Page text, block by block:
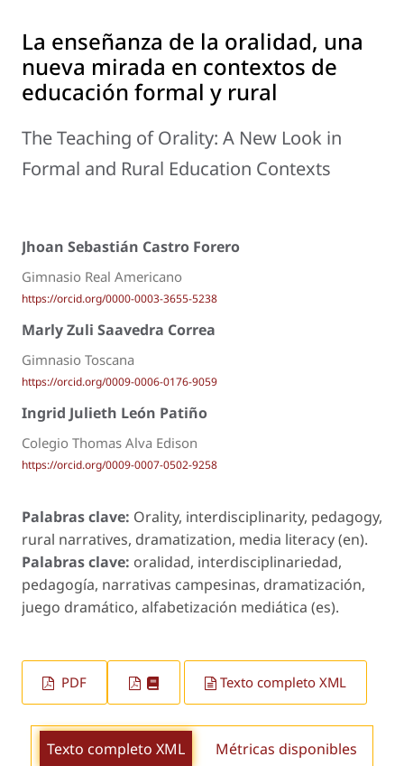
La enseñanza de la oralidad, una
nueva mirada en contextos de
educación formal y rural
The Teaching of Orality: A New Look in
Formal and Rural Education Contexts
Jhoan Sebastián Castro Forero
Gimnasio Real Americano
https://orcid.org/0000-0003-3655-5238
Marly Zuli Saavedra Correa
Gimnasio Toscana
https://orcid.org/0009-0006-0176-9059
Ingrid Julieth León Patiño
Colegio Thomas Alva Edison
https://orcid.org/0009-0007-0502-9258
Palabras clave: Orality, interdisciplinarity, pedagogy,
rural narratives, dramatization, media literacy (en).
Palabras clave: oralidad, interdisciplinariedad,
pedagogía, narrativas campesinas, dramatización,
juego dramático, alfabetización mediática (es).
PDF Texto completo XML
Texto completo XML Métricas disponibles